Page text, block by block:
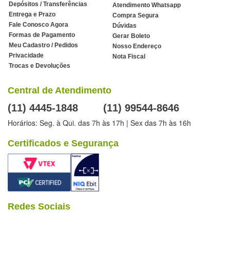
Depósitos / Transferências
Entrega e Prazo
Fale Conosco Agora
Formas de Pagamento
Meu Cadastro / Pedidos
Privacidade
Trocas e Devoluções
Atendimento Whatsapp
Compra Segura
Dúvidas
Gerar Boleto
Nosso Endereço
Nota Fiscal
Central de Atendimento
(11) 4445-1848 (11) 99544-8646
Horários: Seg. à Qui. das 7h às 17h | Sex das 7h às 16h
Certificados e Segurança
Redes Sociais